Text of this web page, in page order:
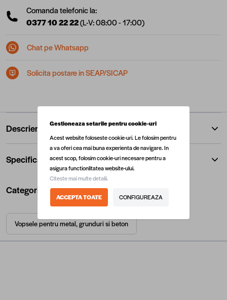
Comanda telefonic la:
0377 10 22 22(L-V: 08:00 - 17:00)
Chat pe Whatsapp
Solicita postare in SEAP/SICAP
Descriere
Specificatii
Categorii utile
Vopsele pentru metal, grunduri si beton
Gestioneaza setarile pentru cookie-uri
Acest website foloseste cookie-uri. Le folosim pentru
a va oferi cea mai buna experienta de navigare. In
acest scop, folosim cookie-uri necesare pentru a
asigura functionlitatea website-ului.
Citeste mai multe detalii.
ACCEPTA TOATE CONFIGUREAZA